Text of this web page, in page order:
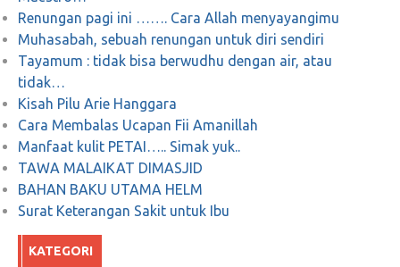
Desember 29, 2017
Predikat “Porn Addict” Karena “Instant
KARMA”
Desember 18, 2018 0
Renungan pagi ini ……. Cara Allah menyayangimu
Muhasabah, sebuah renungan untuk diri sendiri
Tayamum : tidak bisa berwudhu dengan air, atau
tidak…
Kisah Pilu Arie Hanggara
Cara Membalas Ucapan Fii Amanillah
Manfaat kulit PETAI….. Simak yuk..
TAWA MALAIKAT DIMASJID
BAHAN BAKU UTAMA HELM
Surat Keterangan Sakit untuk Ibu
KATEGORI